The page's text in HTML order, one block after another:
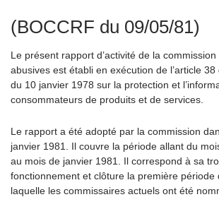
(BOCCRF du 09/05/81)
Le présent rapport d’activité de la
abusives est établi en exécution de l’article 38
du 10 janvier 1978 sur la protection et
consommateurs de produits et de services.
Le rapport a été adopté par la commission
janvier 1981. Il couvre la période allant du
au mois de janvier 1981. Il correspond à sa
fonctionnement et clôture la première période
laquelle les commissaires actuels ont été